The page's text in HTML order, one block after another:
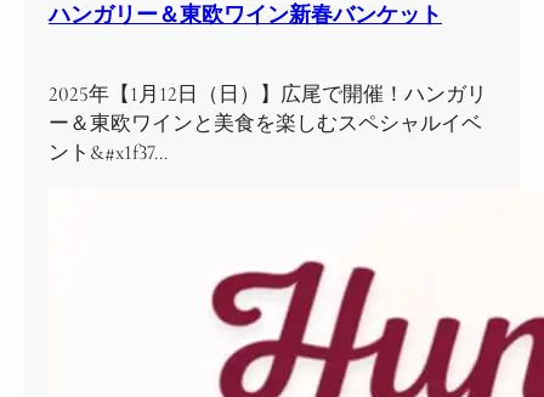
ハンガリー＆東欧ワイン新春バンケット
2025年【1月12日（日）】広尾で開催！ハンガリ
ー＆東欧ワインと美食を楽しむスペシャルイベ
ント&#x1f37…